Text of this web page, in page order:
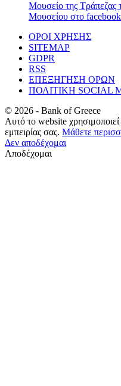
Μουσείο της Τράπεζας
Μουσείου στο facebook
ΟΡΟΙ ΧΡΗΣΗΣ
SITEMAP
GDPR
RSS
ΕΠΕΞΗΓΗΣΗ ΟΡΩΝ
ΠΟΛΙΤΙΚΗ SOCIAL
© 2026 - Bank of Greece
Αυτό το website
εμπειρίας σας. Μάθετε
Δεν αποδέχομαι
Αποδέχομαι